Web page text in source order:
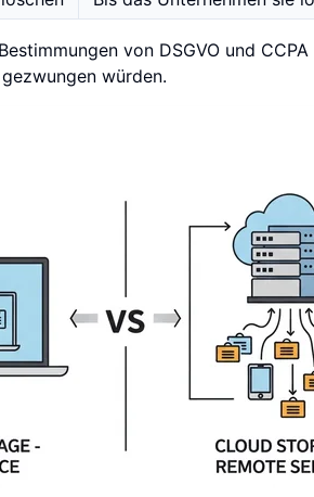
von DSGVO und
würden.